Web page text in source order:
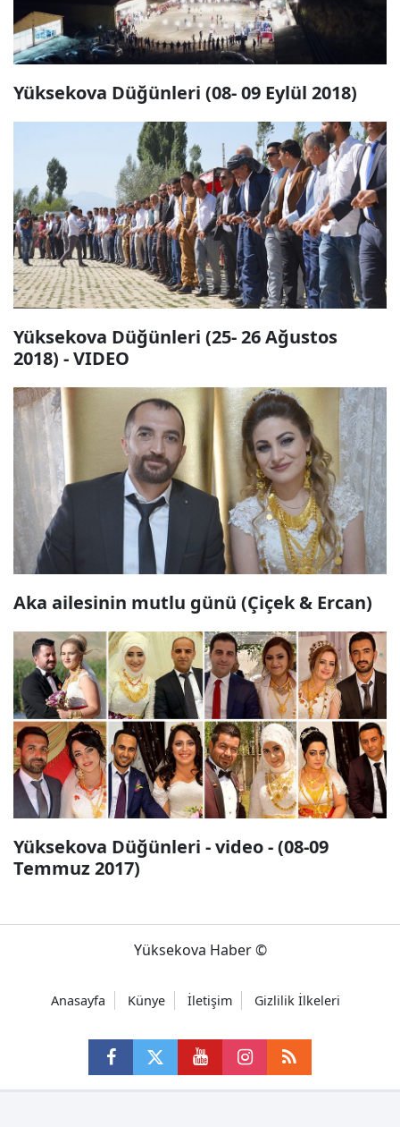
Yüksekova Düğünleri (08- 09 Eylül 2018)
Yüksekova Düğünleri (25- 26 Ağustos
2018) - VIDEO
Aka ailesinin mutlu günü (Çiçek & Ercan)
Yüksekova Düğünleri - video - (08-09
Temmuz 2017)
Yüksekova Haber ©
Anasayfa Künye İletişim Gizlilik İlkeleri